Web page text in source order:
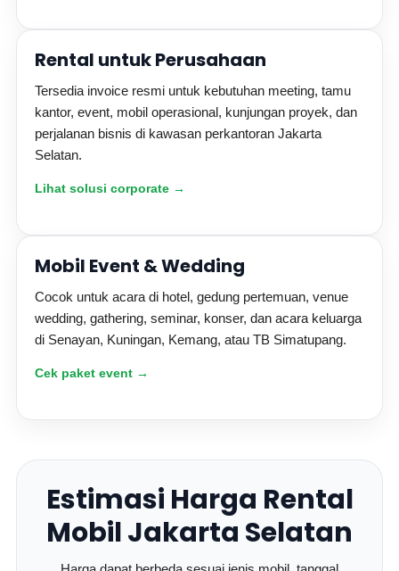
Rental untuk Perusahaan
Tersedia invoice resmi untuk kebutuhan meeting, tamu
kantor, event, mobil operasional, kunjungan proyek, dan
perjalanan bisnis di kawasan perkantoran Jakarta
Selatan.
Lihat solusi corporate →
Mobil Event & Wedding
Cocok untuk acara di hotel, gedung pertemuan, venue
wedding, gathering, seminar, konser, dan acara keluarga
di Senayan, Kuningan, Kemang, atau TB Simatupang.
Cek paket event →
Estimasi Harga Rental
Mobil Jakarta Selatan